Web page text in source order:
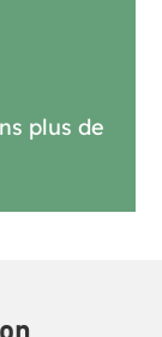
plus de